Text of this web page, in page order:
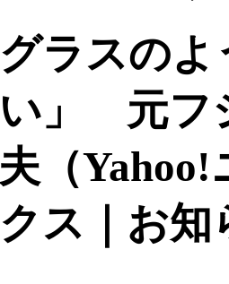
ラスの
」 元フ
（Yahoo!
クス｜お知